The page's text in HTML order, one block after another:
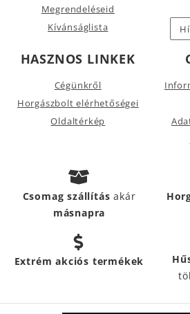
Megrendeléseid
Kívánságlista
HASZNOS LINKEK
Cégünkről
Horgászbolt elérhetőségei
Oldaltérkép
Csomag szállításakár
másnapra
Extrém akciós termékek